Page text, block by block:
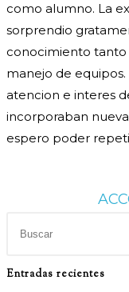
como alumno. La
sorprendio
conocimiento
manejo de
atencion e interes
incorporaban
espero poder
Entradas recientes